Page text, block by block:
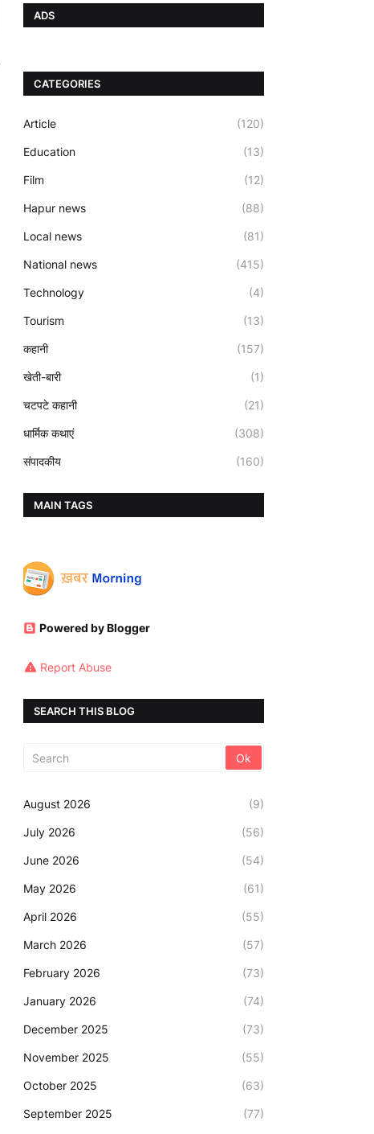
ADS
CATEGORIES
Article (120)
Education (13)
Film (12)
Hapur news (88)
Local news (81)
National news (415)
Technology (4)
Tourism (13)
कहानी (157)
खेती-बारी (1)
चटपटे कहानी (21)
धार्मिक कथाएं (308)
संपादकीय (160)
MAIN TAGS
Powered by Blogger
Report Abuse
SEARCH THIS BLOG
August 2026 (9)
July 2026 (56)
June 2026 (54)
May 2026 (61)
April 2026 (55)
March 2026 (57)
February 2026 (73)
January 2026 (74)
December 2025 (73)
November 2025 (55)
October 2025 (63)
September 2025 (77)